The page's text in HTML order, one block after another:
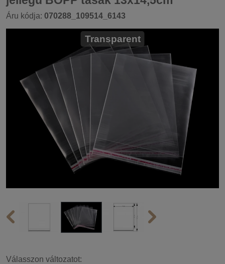
Áru kódja: 070288_109514_6143
Transparent
Válasszon változatot: